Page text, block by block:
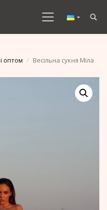
оптом Весільна сукня Міла